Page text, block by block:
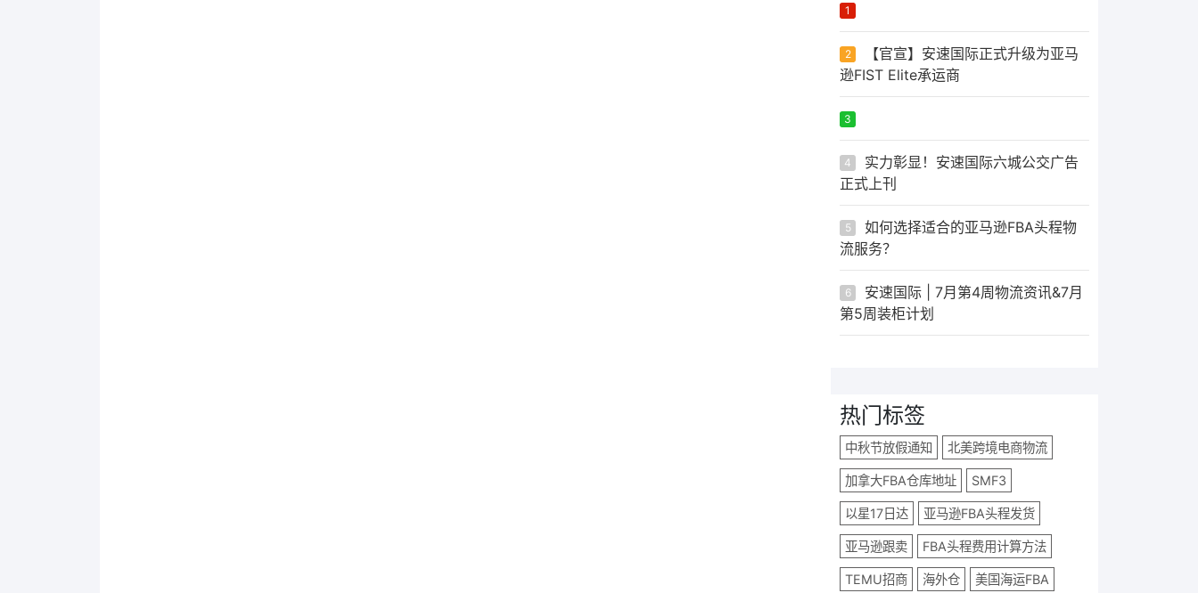
1
2
【官宣】安速国际正式升级为亚马
逊FIST Elite承运商
3
4
实力彰显！安速国际六城公交广告
正式上刊
5
如何选择适合的亚马逊FBA头程物
流服务？
6
安速国际 | 7月第4周物流资讯&7月
第5周装柜计划
热门标签
中秋节放假通知 北美跨境电商物流
加拿大FBA仓库地址 SMF3
以星17日达 亚马逊FBA头程发货
亚马逊跟卖 FBA头程费用计算方法
TEMU招商 海外仓 美国海运FBA